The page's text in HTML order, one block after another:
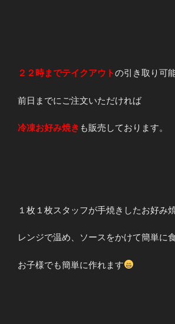
２２時までテイクアウトの引き取り可
前日までにご注文いただければ
冷凍お好み焼き も販売しております。
１枚１枚スタッフが手焼きしたお好み
レンジで温め、ソースをかけて簡単に
お子様でも簡単に作れます